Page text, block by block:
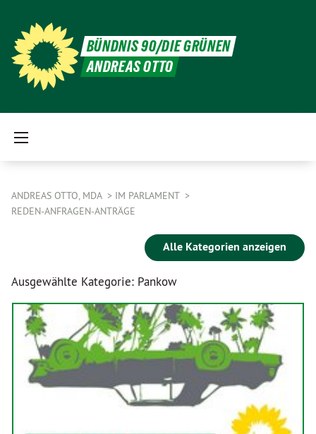
BÜNDNIS 90/DIE GRÜNEN
ANDREAS OTTO
ANDREAS OTTO, MDA
IM PARLAMENT
REDEN-ANFRAGEN-ANTRÄGE
Alle Kategorien anzeigen
Ausgewählte Kategorie: Pankow